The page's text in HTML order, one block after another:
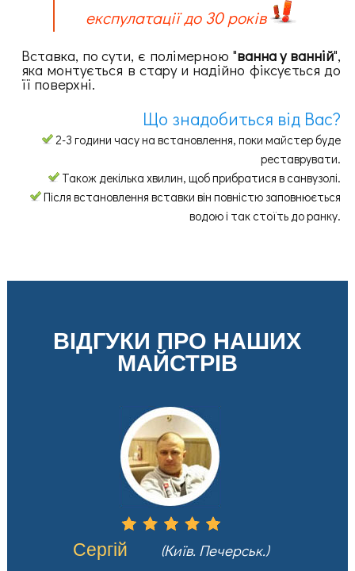
експулатації до 30 років
Вставка, по сути, є полімерною "ванна у ванній",
яка монтується в стару и надійно фіксується до
її поверхні.
Що знадобиться від Вас?
2-3 години часу на встановлення, поки майстер буде
реставрувати.
Також декілька хвилин, щоб прибратися в санвузолі.
Після встановлення вставки він повністю заповнюється
водою і так стоїть до ранку.
ВІДГУКИ ПРО НАШИХ
МАЙСТРІВ
Сергій
(Київ. Печерськ.)